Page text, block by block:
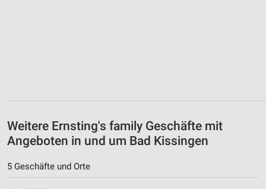
Weitere Ernsting's family Geschäfte mit
Angeboten in und um Bad Kissingen
5 Geschäfte und Orte